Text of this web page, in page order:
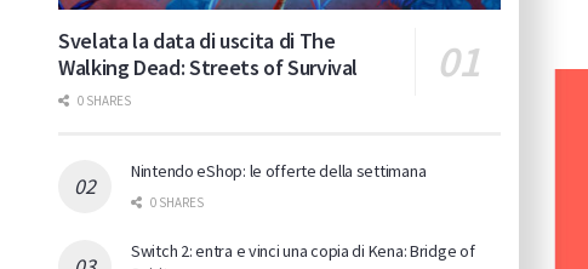
Svelata la data di uscita di The
Walking Dead: Streets of Survival
0 SHARES
Nintendo eShop: le offerte della settimana
0 SHARES
Switch 2: entra e vinci una copia di Kena: Bridge of